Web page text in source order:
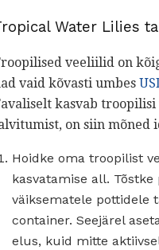
Water Lilies
veeliilid on
vaid kõvasti umbes
kasvab
on siin mõned
Hoidke oma troopilist
kasvatamise all.
väiksematele pottidele
container. Seejärel
elus, kuid mitte